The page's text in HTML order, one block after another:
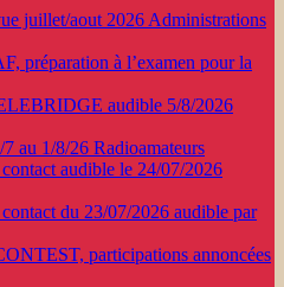
juillet/aout 2026 Administrations
préparation à l’examen pour la
audible 5/8/2026
au 1/8/26 Radioamateurs
audible le 24/07/2026
du 23/07/2026 audible par
participations annoncées